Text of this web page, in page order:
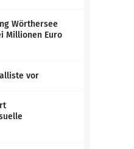
Wörthersee
Millionen Euro
vor